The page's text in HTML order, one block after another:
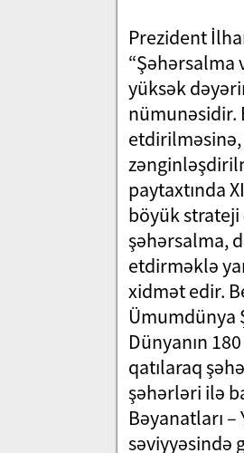
Prezident
“Şəhərsalma
yüksək
nümunəsidir.
paytaxtında
böyük strateji
şəhərsalma,
etdirməklə
xidmət edir.
Ümumdünya
Dünyanın
qatılaraq
şəhərləri ilə
Bəyanatları
səviyyəsində